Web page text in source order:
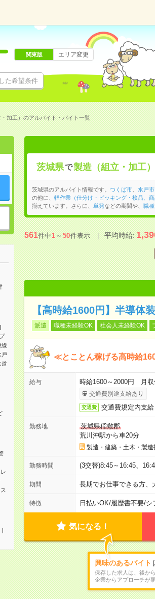
た希望条件
関東版 エリア変更
加工）のアルバイト・バイト一覧
線
戸
道
茨城県で製造（組立・加工）
茨城県のアルバイト情報です。 つくば市、 水戸市
の他に、 軽作業（仕分け・ピッキング・検品、商
揃えています。さらに、
単発などの期間や、 職
561件中1～50件表示 平均時給:
【高時給1600円】半導体
派遣 職種未経験OK 社会人未経験OK
≪とことん稼げる高時給
給与 時給1600～2000円 月収
交通費別途支給あり
交通費 交通費規定内支給
勤務地
茨城県稲敷郡
荒川沖駅から車20分
製造・建築・土木・製造
勤務時間 (3交替)8:45～16:45、
期間 長期でお仕事できる方、
特徴 日払いOK/履歴書不要/シ
気になる！
興味のあるバイト
保存した求人は、後か
企業からアプローチが